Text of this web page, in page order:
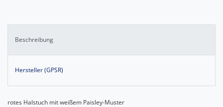
Beschreibung
Hersteller (GPSR)
rotes Halstuch mit weißem Paisley-Muster